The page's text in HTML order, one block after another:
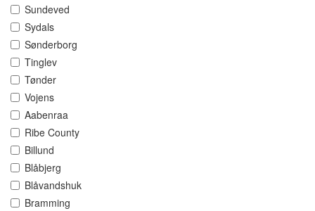
Sundeved
Sydals
Sønderborg
Tinglev
Tønder
Vojens
Aabenraa
Ribe County
Billund
Blåbjerg
Blåvandshuk
Bramming